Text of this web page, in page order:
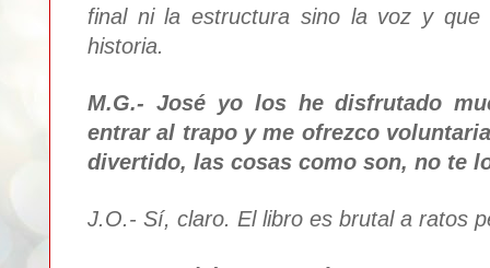
final ni la estructura sino la voz y
historia.
M.G.- José yo los he disfrutado
entrar al trapo y me ofrezco
divertido, las cosas como son, no te
J.O.- Sí, claro. El libro es brutal a ratos